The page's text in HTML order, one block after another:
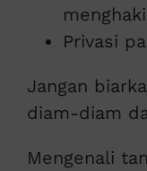
Privasi
Jangan
diam-diam
Mengenali